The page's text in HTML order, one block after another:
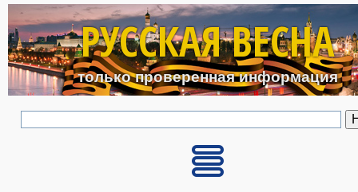
Перейти к основному
РУССКАЯ ВЕСНА
только проверенная информация